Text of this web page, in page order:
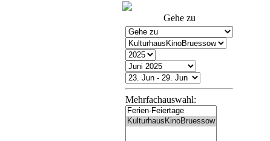
Gehe zu
Mehrfachauswahl: